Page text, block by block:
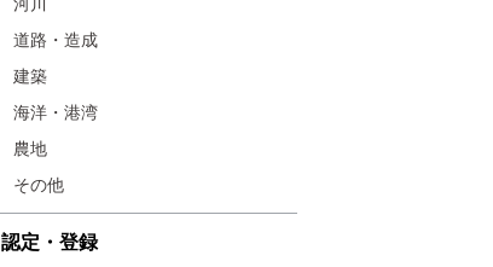
道路・造成
建築
海洋・港湾
農地
その他
認定・登録